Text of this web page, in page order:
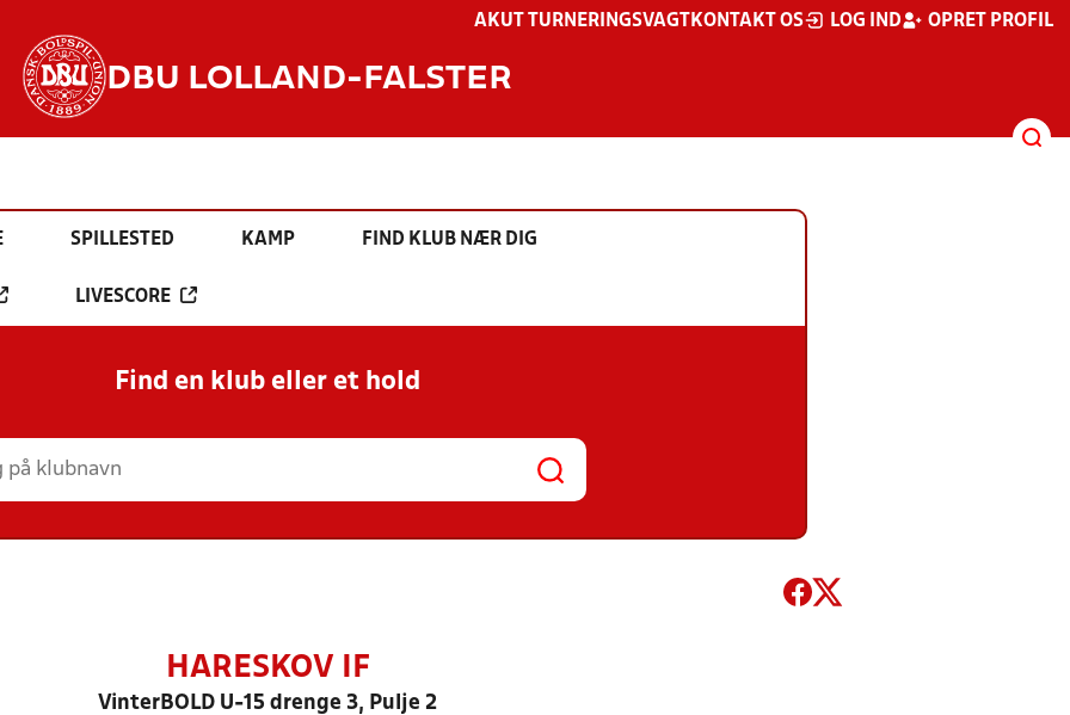
AKUT TURNERINGSVAGT KONTAKT OS LOG IND OPRET PROFIL
DBU LOLLAND-FALSTER
SPILLESTED KAMP FIND KLUB NÆR DIG
LIVESCORE
Find en klub eller et hold
HARESKOV IF
VinterBOLD U-15 drenge 3, Pulje 2